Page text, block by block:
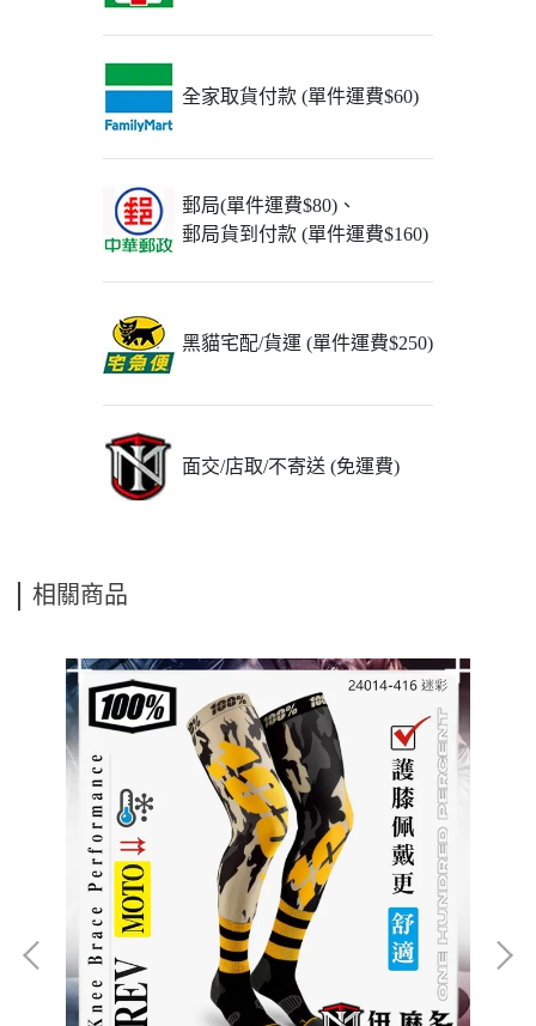
全家取貨付款 (單件運費$60)
郵局(單件運費$80)、
郵局貨到付款 (單件運費$160)
黑貓宅配/貨運 (單件運費$250)
面交/店取/不寄送 (免運費)
相關商品